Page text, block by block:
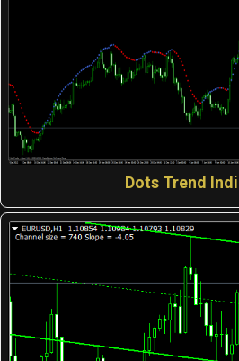
Dots Trend